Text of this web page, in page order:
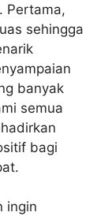
Pertama,
sehingga
banyak
semua
bagi
ingin